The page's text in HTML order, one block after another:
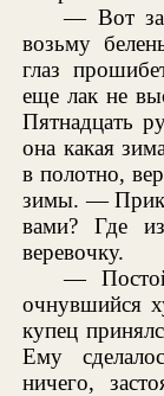
— Вот за
возьму
глаз
еще лак не
Пятнадцать
она какая
в полотно,
зимы. —
вами? Где
веревочку.
—
очнувшийся
купец
Ему
ничего,